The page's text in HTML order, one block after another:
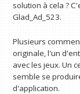
solution à cela ?
Glad_Ad_523.
Plusieurs
originale, l'un
avec les jeux. Un
semble se
d'application.